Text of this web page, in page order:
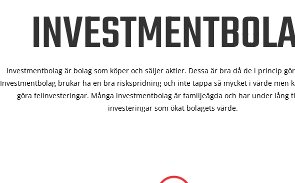
Investmentbolag är bolag som köper och säljer aktier. Dessa är bra då de i princip gör
Investmentbolag brukar ha en bra riskspridning och inte tappa så mycket i värde men
göra felinvesteringar. Många investmentbolag är familjeägda och har under lång
investeringar som ökat bolagets värde.